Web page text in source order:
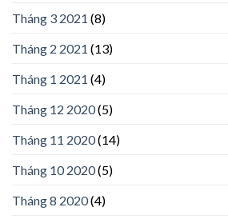
Tháng 3 2021 (8)
Tháng 2 2021 (13)
Tháng 1 2021 (4)
Tháng 12 2020(5)
Tháng 11 2020(14)
Tháng 10 2020(5)
Tháng 8 2020(4)